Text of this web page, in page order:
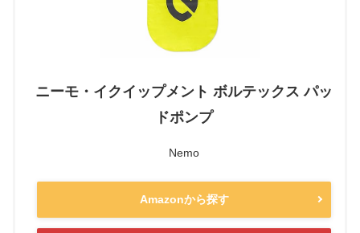
ニーモ・イクイップメント ボルテックス パッ
ドポンプ
Nemo
Amazonから探す